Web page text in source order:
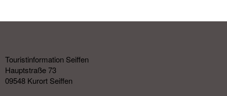
Touristinformation Seiffen
Hauptstraße 73
09548 Kurort Seiffen